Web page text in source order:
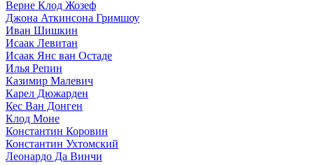
Верне Клод Жозеф
Джона Аткинсона Гримшоу
Иван Шишкин
Исаак Левитан
Исаак Янс ван Остаде
Илья Репин
Казимир Малевич
Карел Дюжарден
Кес Ван Донген
Клод Моне
Константин Коровин
Константин Ухтомский
Леонардо Да Винчи